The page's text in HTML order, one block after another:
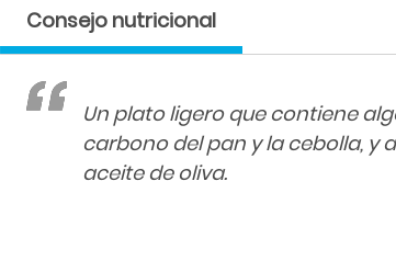
Consejo nutricional
Un plato ligero que contiene
carbono del pan y la cebolla, y
aceite de oliva.